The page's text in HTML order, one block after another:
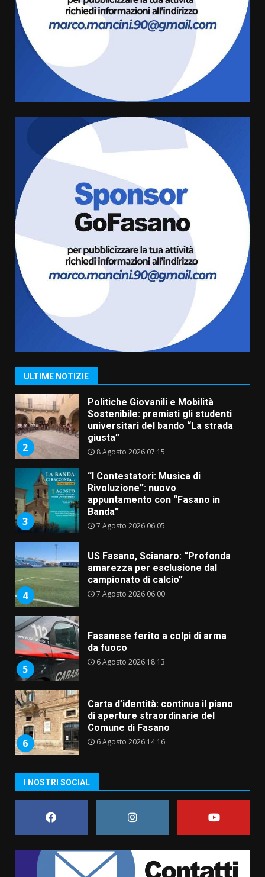
ULTIME NOTIZIE
7 Agosto 2026 06:05
US Fasano, Scianaro: “Profonda
amarezza per esclusione dal
campionato di calcio”
Fasanese ferito a colpi di arma
da fuoco
6 Agosto 2026 18:13
Carta d’identità: continua il piano
di aperture straordinarie del
Comune di Fasano
6 Agosto 2026 14:16
Grazia Neglia, coordinatrice
cittadina di Fratelli d’Italia,
pronta a tornare in Consiglio
comunale
6 Agosto 2026 08:00
1
Savelletri in festa, domani sera
grande spettacolo con Uccio De
2
Politiche Giovanili e Mobilità
Sostenibile: premiati gli studenti
universitari del bando “La strada
giusta”
8 Agosto 2026 07:15
3
“I Contestatori: Musica di
Rivoluzione”: nuovo
appuntamento con “Fasano in
Banda”
7 Agosto 2026 06:05
4
US Fasano, Scianaro: “Profonda
amarezza per esclusione dal
campionato di calcio”
7 Agosto 2026 06:00
5
Fasanese ferito a colpi di arma
da fuoco
6 Agosto 2026 18:13
6
Carta d’identità: continua il piano
di aperture straordinarie del
Comune di Fasano
6 Agosto 2026 14:16
Grazia Neglia, coordinatrice
cittadina di Fratelli d’Italia,
6 Agosto 2026 08:00
Savelletri in festa, domani sera
grande spettacolo con Uccio De
I NOSTRI SOCIAL